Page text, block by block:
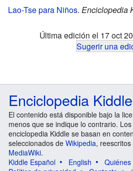
Lao-Tse para Niños. Enciclopedia
Última edición el 17 oct
Sugerir una
Enciclopedia Kiddle
El contenido está disponible bajo la
menos que se indique lo contrario.
enciclopedia Kiddle se basan en
seleccionados de Wikipedia,
MediaWiki.
Kiddle Español
English